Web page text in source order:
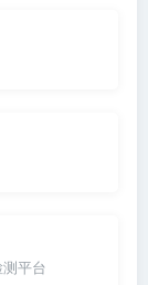
平台